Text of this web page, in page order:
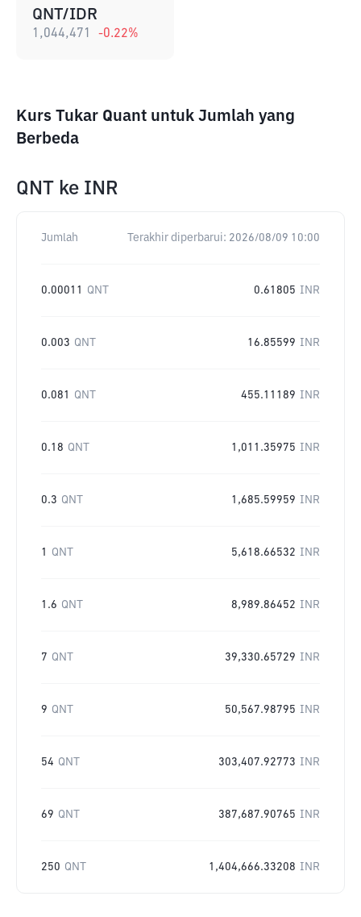
QNT/IDR
1,044,471 -0.22%
Kurs Tukar Quant untuk Jumlah yang
Berbeda
QNT ke INR
Jumlah Terakhir diperbarui: 2026/08/09 10:00
0.00011 QNT 0.61805 INR
0.003 QNT 16.85599 INR
0.081 QNT 455.11189 INR
0.18 QNT 1,011.35975 INR
0.3 QNT 1,685.59959 INR
1 QNT 5,618.66532 INR
1.6 QNT 8,989.86452 INR
7 QNT 39,330.65729 INR
9 QNT 50,567.98795 INR
54 QNT 303,407.92773 INR
69 QNT 387,687.90765 INR
250 QNT 1,404,666.33208 INR